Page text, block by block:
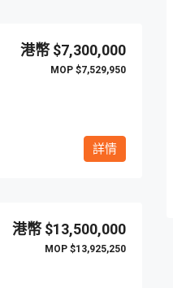
$7,300,000
$7,529,950
詳情
$13,500,000
$13,925,250
澳門波爾圖街321號357 號